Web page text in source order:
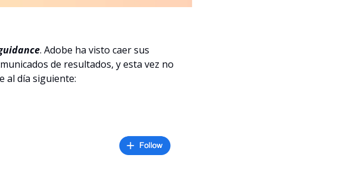
. Adobe ha visto caer sus
de resultados, y esta vez no
al día siguiente: